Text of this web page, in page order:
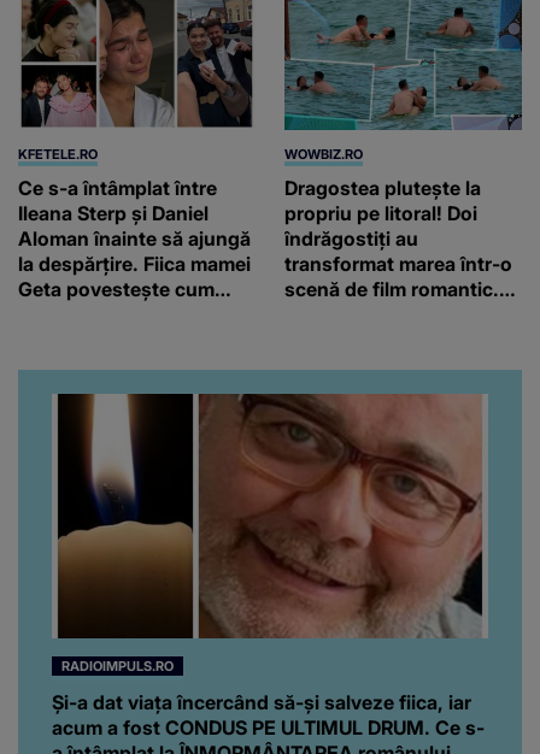
KFETELE.RO
Ce s-a întâmplat între
Ileana Sterp și Daniel
Aloman înainte să ajungă
la despărțire. Fiica mamei
Geta povestește cum
denigrez.”
WOWBIZ.RO
Dragostea plutește la
propriu pe litoral! Doi
îndrăgostiți au
transformat marea într-o
scenă de film romantic.
RADIOIMPULS.RO
Și-a dat viața încercând să-și salveze fiica, iar
acum a fost CONDUS PE ULTIMUL DRUM. Ce s-